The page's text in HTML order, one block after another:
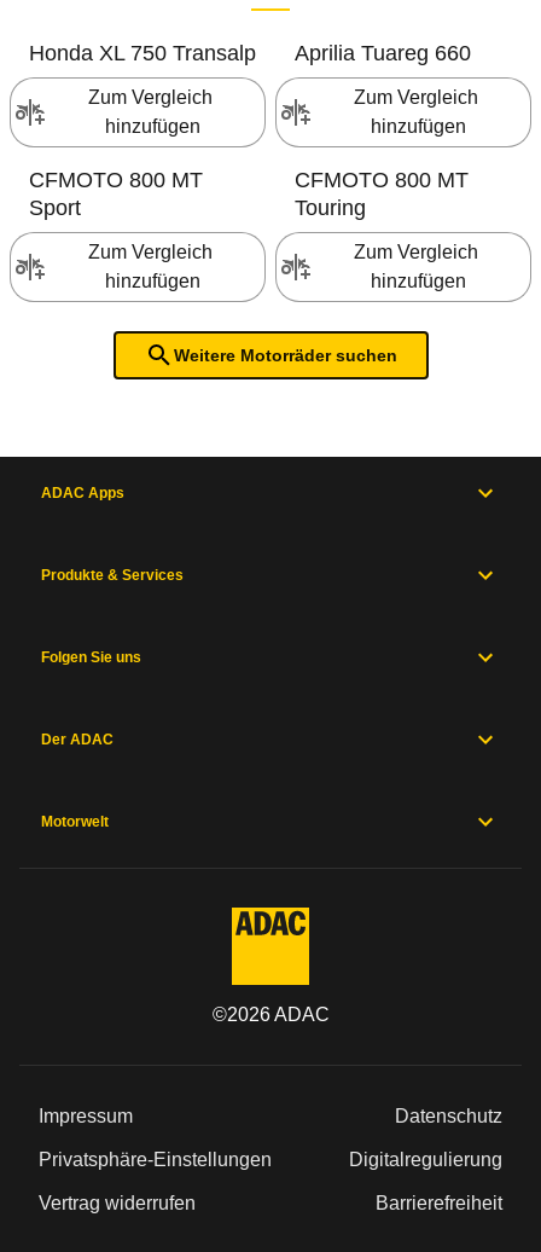
Honda XL 750 Transalp
Zum Vergleich
hinzufügen
Aprilia Tuareg 660
Zum Vergleich
hinzufügen
CFMOTO 800 MT
Sport
Zum Vergleich
hinzufügen
CFMOTO 800 MT
Touring
Zum Vergleich
hinzufügen
Weitere Motorräder suchen
ADAC Apps
Produkte & Services
Folgen Sie uns
Der ADAC
Motorwelt
©2026ADAC
Impressum Datenschutz
Privatsphäre-Einstellungen Digitalregulierung
Vertrag widerrufen Barrierefreiheit